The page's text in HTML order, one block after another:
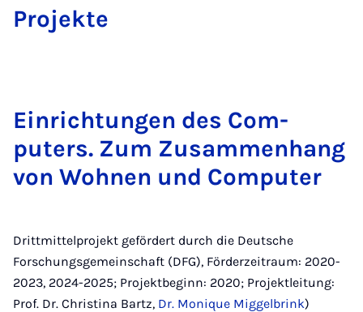
Pro­jekte
Ein­rich­tun­gen des Com­
puters. Zum Zusam­men­hang
von Wohnen und Com­puter
Drittmittelprojekt gefördert durch die Deutsche
Forschungsgemeinschaft (DFG), Förderzeitraum: 2020-
2023, 2024-2025; Projektbeginn: 2020; Projektleitung:
Prof. Dr. Christina Bartz, Dr. Monique Miggelbrink)